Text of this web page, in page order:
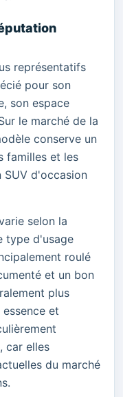
représentatifs
pour son
son espace
le marché de la
conserve un
familles et les
SUV d'occasion
selon la
type d'usage
roulé
et un bon
plus
et
car elles
du marché